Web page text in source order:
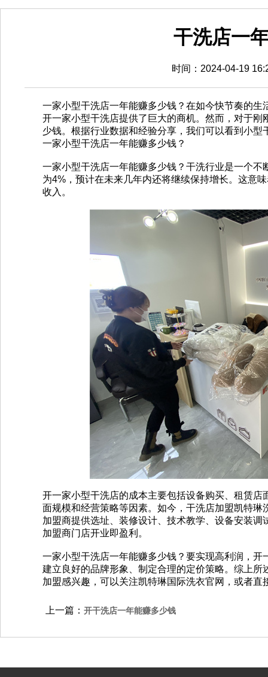
干洗店一
时间：2024-04-19
一家小型干洗店一年能赚多少钱？在如今快节奏的
开一家小型干洗店提供了巨大的商机。然而，对于
少钱。根据行业数据和经验分享，我们可以看到小
一家小型干洗店一年能赚多少钱？
一家小型干洗店一年能赚多少钱？干洗行业是一个
为4%，预计在未来几年内还将继续保持增长。这意
收入。
开一家小型干洗店的成本主要包括设备购买、租赁
面规模和经营策略等因素。如今，干洗店加盟凯特
加盟商提供选址、装修设计、技术教学、设备安装
加盟商门店开业即盈利。
一家小型干洗店一年能赚多少钱？要实现高利润，
建立良好的品牌形象、制定合理的定价策略。综上
加盟感兴趣，可以关注凯特琳国际洗衣官网，或者
上一篇： 开干洗店一年能赚多少钱